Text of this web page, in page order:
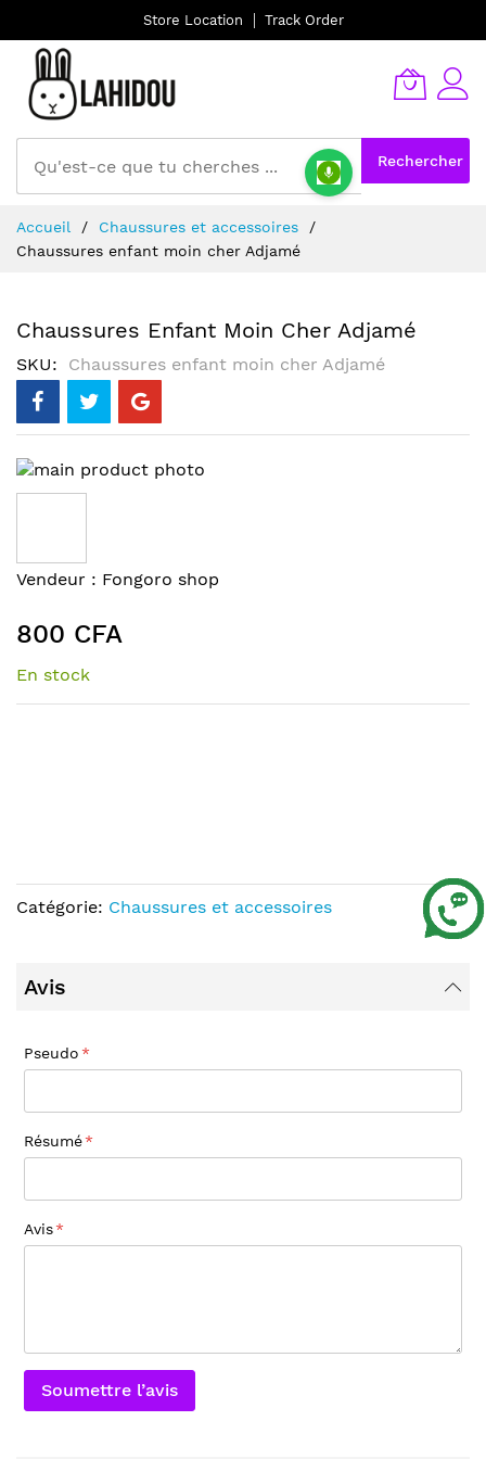
Store Location Track Order
Rechercher
au
contenu
Accueil
Chaussures et accessoires
Chaussures enfant moin cher Adjamé
Chaussures Enfant Moin Cher Adjamé
SKU Chaussures enfant moin cher Adjamé
Skip
to
of
the
gallery
Skip
the
beginning
of
Vendeur : Fongoro shop
800 CFA
En stock
Catégorie: Chaussures et accessoires
Avis
Pseudo
Résumé
Avis
Soumettre l’avis